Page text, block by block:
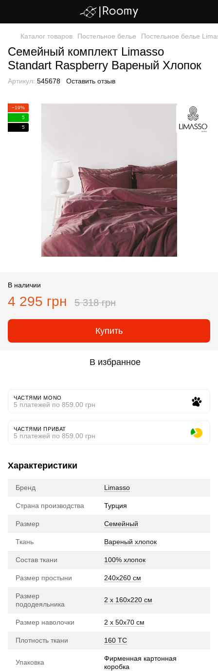
Каталог товаров Постельное белье Постельное белье
Семейный комплект Limasso
Standart Raspberry Вареный Хлопок
Артикул: 545678 Оставить отзыв
−19%
5
5
В наличии
4 295 грн 5 318 грн
Купить
В избранное
ЧАСТЯМИ MONO
5 платежей по 859.00 грн
ЧАСТЯМИ ПРИВАТ
5 платежей по 859.00 грн
Характеристики
Бренд Limasso
Страна производства Турция
Размер Семейный
Ткань Вареный хлопок
Состав ткани 100% хлопок
Размер простыни 240х260 см
Размер
пододеяльника
2 x 160х220 см
Размер наволочки 2 x 50х70 см
Плотность ткани 160 TC
Упаковка
Фирменная картонная
коробка